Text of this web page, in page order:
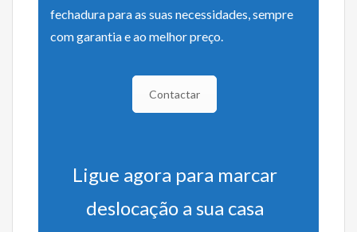
fechadura para as suas necessidades, sempre
com garantia e ao melhor preço.
Contactar
Ligue agora para marcar
deslocação a sua casa